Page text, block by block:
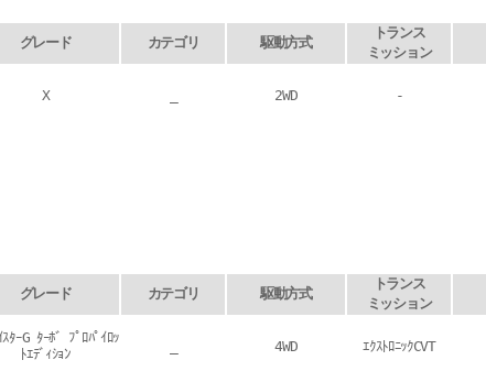
グレード カテゴリ 駆動方式
トランス
ミッション
X 2WD -
グレード カテゴリ 駆動方式
トランス
ミッション
ｽﾀｰG ﾀｰﾎﾞ ﾌﾟﾛﾊﾟｲﾛｯ
ﾄｴﾃﾞｨｼｮﾝ
4WD ｴｸｽﾄﾛﾆｯｸCVT